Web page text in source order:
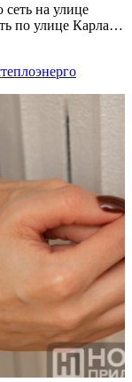
на улице
по улице Карла